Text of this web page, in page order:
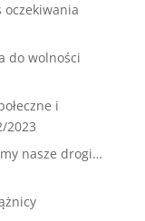
oczekiwania
do wolności
i
2023
nasze drogi…